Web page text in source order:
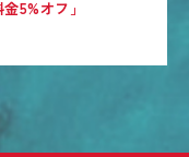
5%オフ」